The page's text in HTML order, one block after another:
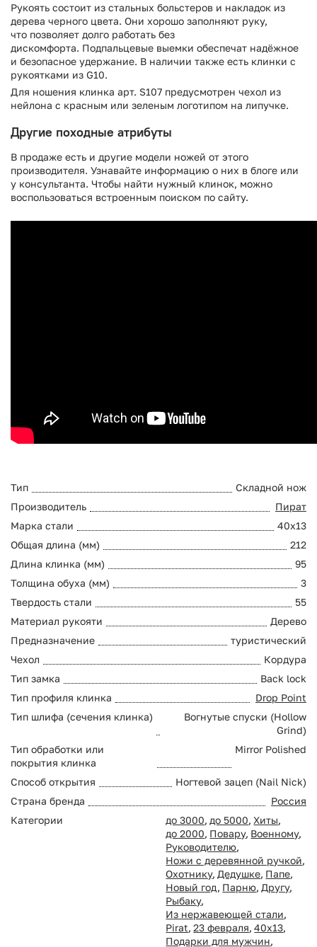
Рукоять состоит из стальных больстеров и накладок из
дерева черного цвета. Они хорошо заполняют руку,
что позволяет долго работать без
дискомфорта. Подпальцевые выемки обеспечат надёжное
и безопасное удержание. В наличии также есть клинки с
рукоятками из G10.
Для ношения клинка арт. S107 предусмотрен чехол из
нейлона с красным или зеленым логотипом на липучке.
Другие походные атрибуты
В продаже есть и другие модели ножей от этого
производителя. Узнавайте информацию о них в блоге или
у консультанта. Чтобы найти нужный клинок, можно
воспользоваться встроенным поиском по сайту.
Тип
Складной нож
Производитель
Пират
Марка стали
40х13
Общая длина (мм)
212
Длина клинка (мм)
95
Толщина обуха (мм)
3
Твердость стали
55
Материал рукояти
Дерево
Предназначение
туристический
Чехол
Кордура
Тип замка
Back lock
Тип профиля клинка
Drop Point
Тип шлифа (сечения клинка)
Вогнутые спуски (Hollow
Grind)
Тип обработки или
покрытия клинка
Mirror Polished
Способ открытия
Ногтевой зацеп (Nail Nick)
Страна бренда
Россия
Категории
до 3000, до 5000, Хиты,
до 2000, Повару, Военному,
Руководителю,
Ножи с деревянной ручкой,
Охотнику, Дедушке, Папе,
Новый год, Парню, Другу,
Рыбаку,
Из нержавеющей стали,
Pirat, 23 февраля, 40х13,
Подарки для мужчин,